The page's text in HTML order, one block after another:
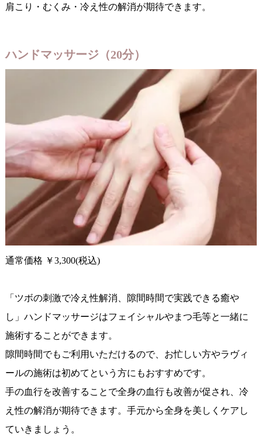
肩こり・むくみ・冷え性の解消が期待できます。
ハンドマッサージ（20分）
通常価格 ￥3,300(税込)
「ツボの刺激で冷え性解消、隙間時間で実践できる癒や
し」ハンドマッサージはフェイシャルやまつ毛等と一緒に
施術することができます。
隙間時間でもご利用いただけるので、お忙しい方やラヴィ
ールの施術は初めてという方にもおすすめです。
手の血行を改善することで全身の血行も改善が促され、冷
え性の解消が期待できます。手元から全身を美しくケアし
ていきましょう。